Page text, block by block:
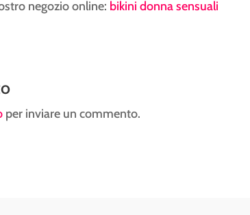
negozio online: bikini donna sensuali
per inviare un commento.